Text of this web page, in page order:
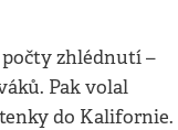
zhlédnutí –
Pak volal
do Kalifornie.